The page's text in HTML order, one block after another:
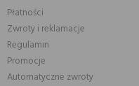
Płatności
Zwroty i reklamacje
Regulamin
Promocje
Automatyczne zwroty